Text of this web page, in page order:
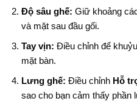
Độ sâu ghế: Giữ khoảng
và mặt sau đầu gối.
Tay vịn: Điều chỉnh để
mặt bàn.
Lưng ghế: Điều chỉnh Hỗ
sao cho bạn cảm thấy